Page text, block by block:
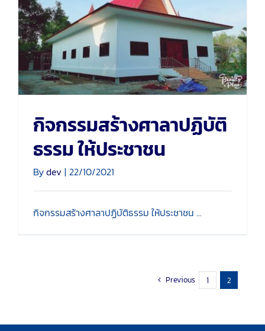
กิจกรรมสร้างศาลาปฏิบัติ
ธรรม ให้ประชาชน
กิจกรรมสร้างศาลาปฏิบัติ
ธรรม ให้ประชาชน
Bydev | 22/10/2021
กิจกรรมสร้างศาลาปฏิบัติธรรม ให้ประชาชน ...
Previous 1 2